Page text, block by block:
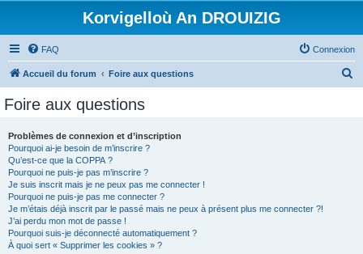
Korvigelloù An DROUIZIG
FAQ Connexion
Accueil du forum Foire aux questions
Foire aux questions
Problèmes de connexion et d’inscription
Pourquoi ai-je besoin de m’inscrire ?
Qu’est-ce que la COPPA ?
Pourquoi ne puis-je pas m’inscrire ?
Je suis inscrit mais je ne peux pas me connecter !
Pourquoi ne puis-je pas me connecter ?
Je m’étais déjà inscrit par le passé mais ne peux à présent plus me connecter ?!
J’ai perdu mon mot de passe !
Pourquoi suis-je déconnecté automatiquement ?
À quoi sert « Supprimer les cookies » ?